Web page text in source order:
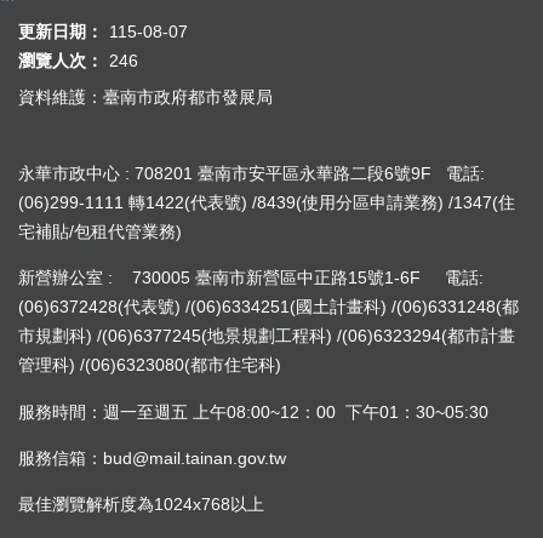
更新日期：
115-08-07
瀏覽人次：
246
資料維護：臺南市政府都市發展局
永華市政中心 : 708201 臺南市安平區永華路二段6號9F 電話:
(06)299-1111 轉1422(代表號) /8439(使用分區申請業務) /1347(住
宅補貼/包租代管業務)
新營辦公室 : 730005 臺南市新營區中正路15號1-6F 電話:
(06)6372428(代表號) /(06)6334251(國土計畫科) /(06)6331248(都
市規劃科) /(06)6377245(地景規劃工程科) /(06)6323294(都市計畫
管理科) /(06)6323080(都市住宅科)
服務時間：週一至週五 上午08:00~12：00 下午01：30~05:30
服務信箱：bud@mail.tainan.gov.tw
最佳瀏覽解析度為1024x768以上